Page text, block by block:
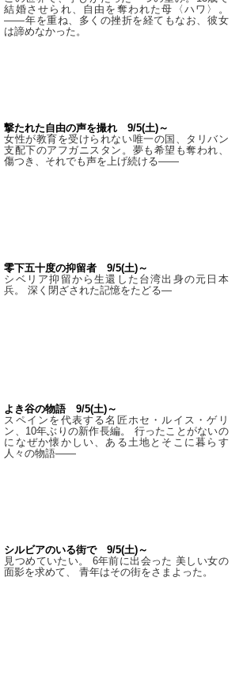
結婚させられ、自由を奪われた母〈ハワ〉。
——年を重ね、多くの挫折を経てもなお、彼女
は諦めなかった。
撃たれた自由の声を撮れ 9/5(土)～
女性が教育を受けられない唯一の国、タリバン
支配下のアフガニスタン。夢も希望も奪われ、
傷つき、それでも声を上げ続ける——
零下五十度の抑留者 9/5(土)～
シベリア抑留から生還した台湾出身の元日本
兵。 深く閉ざされた記憶をたどる—
よき谷の物語 9/5(土)～
スペインを代表する名匠ホセ・ルイス・ゲリ
ン、10年ぶりの新作長編。 行ったことがないの
になぜか懐かしい、ある土地とそこに暮らす
人々の物語――
シルビアのいる街で 9/5(土)～
見つめていたい。 6年前に出会った 美しい女の
面影を求めて、 青年はその街をさまよった。